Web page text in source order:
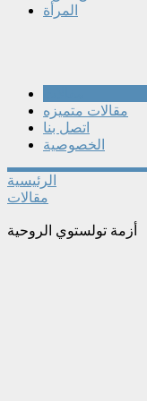
المرأة
مقالات متميزه
اتصل بنا
الخصوصية
الرئيسية
مقالات
أزمة تولستوي الروحية